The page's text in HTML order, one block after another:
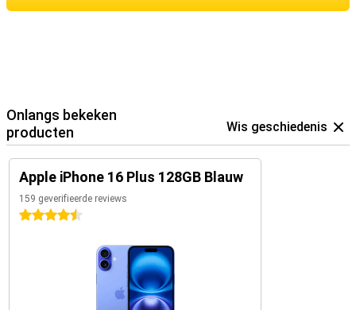
Onlangs bekeken
producten
Wis geschiedenis
Apple iPhone 16 Plus 128GB Blauw
159 geverifieerde reviews
4.5 sterren